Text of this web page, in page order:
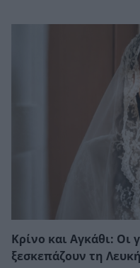
Κρίνο και Αγκάθι: Οι
ξεσκεπάζουν τη